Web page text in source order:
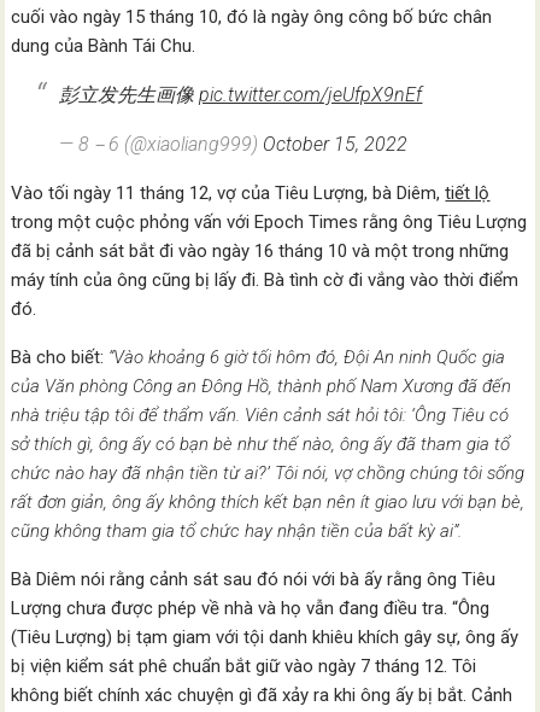
cuối vào ngày 15 tháng 10, đó là ngày ông công bố bức chân
dung của Bành Tái Chu.
彭立发先生画像pic.twitter.com/jeUfpX9nEf
— 8－6 (@xiaoliang999) October 15, 2022
Vào tối ngày 11 tháng 12, vợ của Tiêu Lượng, bà Diêm,tiết lộ
trong một cuộc phỏng vấn với Epoch Times rằng ông Tiêu Lượng
đã bị cảnh sát bắt đi vào ngày 16 tháng 10 và một trong những
máy tính của ông cũng bị lấy đi. Bà tình cờ đi vắng vào thời điểm
đó.
Bà cho biết: “Vào khoảng 6 giờ tối hôm đó, Đội An ninh Quốc gia
của Văn phòng Công an Đông Hồ, thành phố Nam Xương đã đến
nhà triệu tập tôi để thẩm vấn. Viên cảnh sát hỏi tôi: ‘Ông Tiêu có
sở thích gì, ông ấy có bạn bè như thế nào, ông ấy đã tham gia tổ
chức nào hay đã nhận tiền từ ai?’ Tôi nói, vợ chồng chúng tôi sống
rất đơn giản, ông ấy không thích kết bạn nên ít giao lưu với bạn bè,
cũng không tham gia tổ chức hay nhận tiền của bất kỳ ai”.
Bà Diêm nói rằng cảnh sát sau đó nói với bà ấy rằng ông Tiêu
Lượng chưa được phép về nhà và họ vẫn đang điều tra. “Ông
(Tiêu Lượng) bị tạm giam với tội danh khiêu khích gây sự, ông ấy
bị viện kiểm sát phê chuẩn bắt giữ vào ngày 7 tháng 12. Tôi
không biết chính xác chuyện gì đã xảy ra khi ông ấy bị bắt. Cảnh